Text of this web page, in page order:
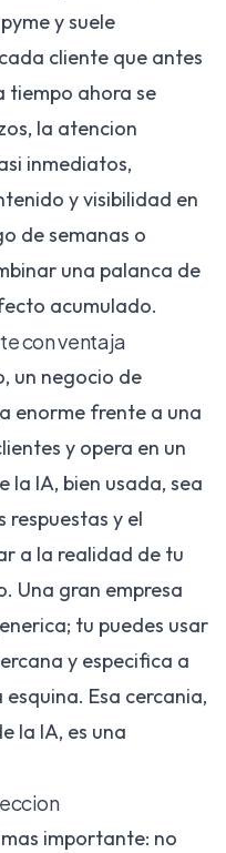
y suele
cliente que antes
tiempo ahora se
la atencion
inmediatos,
y visibilidad en
de semanas o
una palanca de
acumulado.
con ventaja
un negocio de
enorme frente a una
y opera en un
la IA, bien usada, sea
respuestas y el
a la realidad de tu
Una gran empresa
tu puedes usar
y especifica a
Esa cercania,
la IA, es una
importante: no